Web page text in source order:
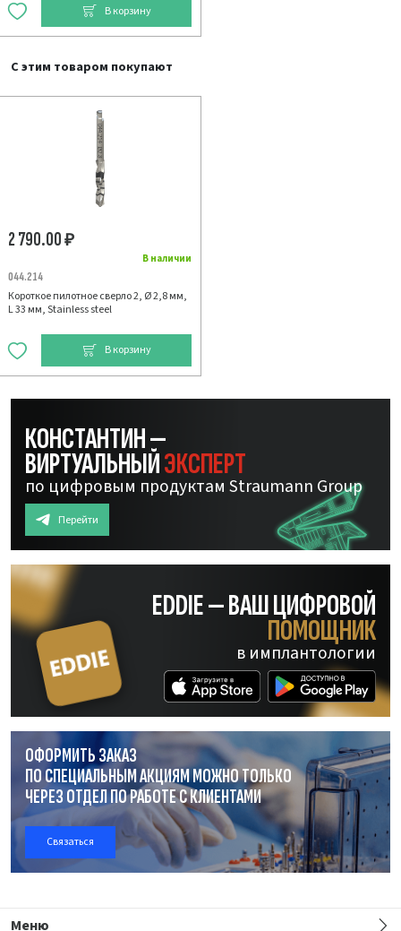
В корзину
С этим товаром покупают
В наличии
2 790.00₽
044.214
Короткое пилотное сверло 2, Ø 2,8 мм,
L 33 мм, Stainless steel
В корзину
КОНСТАНТИН —
ВИРТУАЛЬНЫЙЭКСПЕРТ
по цифровым продуктам Straumann Group
Перейти
EDDIE — ВАШ ЦИФРОВОЙ
ПОМОЩНИК
в имплантологии
ОФОРМИТЬ ЗАКАЗ
ПО СПЕЦИАЛЬНЫМ АКЦИЯМ МОЖНО ТОЛЬКО
ЧЕРЕЗ ОТДЕЛПО РАБОТЕС КЛИЕНТАМИ
Связаться
Меню